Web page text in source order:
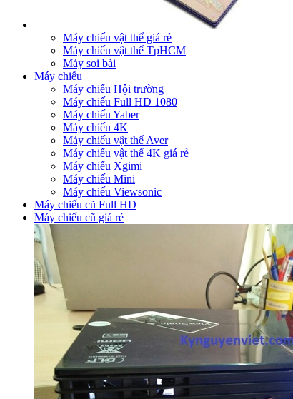
Máy chiếu vật thể giá rẻ
Máy chiếu vật thể TpHCM
Máy soi bài
Máy chiếu
Máy chiếu Hội trường
Máy chiếu Full HD 1080
Máy chiếu Yaber
Máy chiếu 4K
Máy chiếu vật thể Aver
Máy chiếu vật thể 4K giá rẻ
Máy chiếu Xgimi
Máy chiếu Mini
Máy chiếu Viewsonic
Máy chiếu cũ Full HD
Máy chiếu cũ giá rẻ